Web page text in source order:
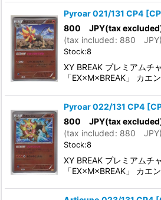
Pyroar 021/131 CP4 [
800 JPY(tax
(tax included: 880 JPY)
Stock:8
XY BREAK プレミアムチ
「EX×M×BREAK」 カ
Pyroar 022/131 CP4 [
800 JPY(tax
(tax included: 880 JPY)
Stock:8
XY BREAK プレミアムチ
「EX×M×BREAK」 カ